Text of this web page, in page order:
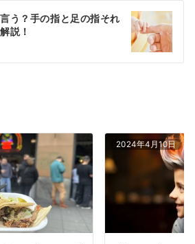
う？手の指と足の指それ
説！
2024年4月10日